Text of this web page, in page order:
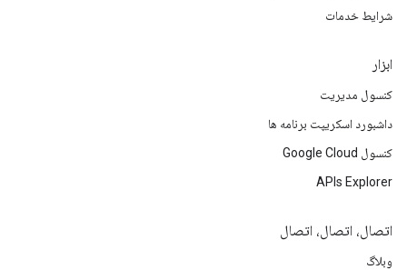
شرایط خدمات
ابزار
کنسول مدیریت
داشبورد اسکریپت برنامه ها
کنسول Google Cloud
APIs Explorer
اتصال، اتصال، اتصال
وبلاگ